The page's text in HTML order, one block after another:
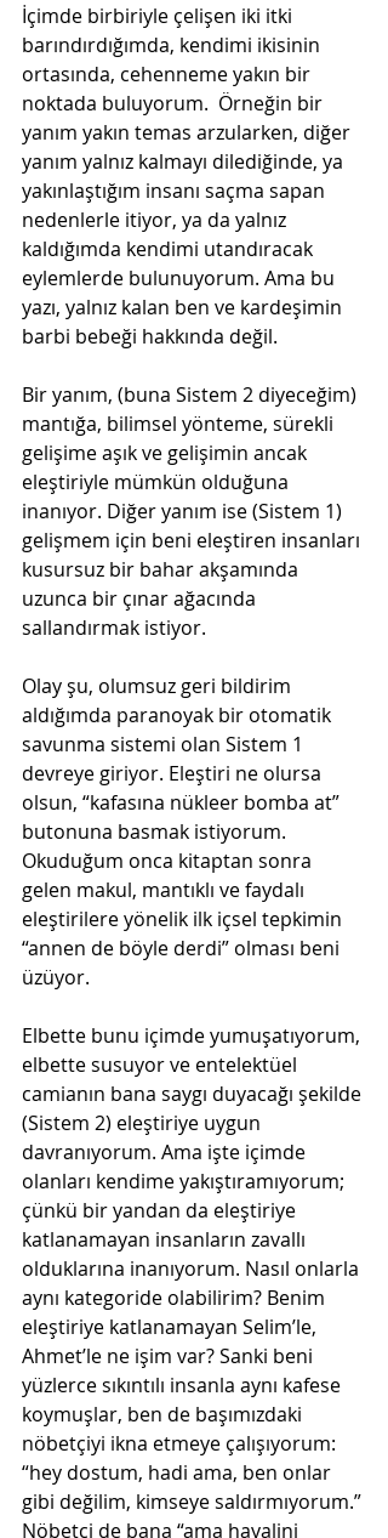
İçimde birbiriyle çelişen iki itki
barındırdığımda, kendimi ikisinin
ortasında, cehenneme yakın bir
noktada buluyorum.  Örneğin bir
yanım yakın temas arzularken, diğer
yanım yalnız kalmayı dilediğinde, ya
yakınlaştığım insanı saçma sapan
nedenlerle itiyor, ya da yalnız
kaldığımda kendimi utandıracak
eylemlerde bulunuyorum. Ama bu
yazı, yalnız kalan ben ve kardeşimin
barbi bebeği hakkında değil.
Bir yanım, (buna Sistem 2 diyeceğim)
mantığa, bilimsel yönteme, sürekli
gelişime aşık ve gelişimin ancak
eleştiriyle mümkün olduğuna
inanıyor. Diğer yanım ise (Sistem 1)
gelişmem için beni eleştiren insanları
kusursuz bir bahar akşamında
uzunca bir çınar ağacında
sallandırmak istiyor.
Olay şu, olumsuz geri bildirim
aldığımda paranoyak bir otomatik
savunma sistemi olan Sistem 1
devreye giriyor. Eleştiri ne olursa
olsun, “kafasına nükleer bomba at”
butonuna basmak istiyorum.
Okuduğum onca kitaptan sonra
gelen makul, mantıklı ve faydalı
eleştirilere yönelik ilk içsel tepkimin
“annen de böyle derdi” olması beni
üzüyor.
Elbette bunu içimde yumuşatıyorum,
elbette susuyor ve entelektüel
camianın bana saygı duyacağı şekilde
(Sistem 2) eleştiriye uygun
davranıyorum. Ama işte içimde
olanları kendime yakıştıramıyorum;
çünkü bir yandan da eleştiriye
katlanamayan insanların zavallı
olduklarına inanıyorum. Nasıl onlarla
aynı kategoride olabilirim? Benim
eleştiriye katlanamayan Selim’le,
Ahmet’le ne işim var? Sanki beni
yüzlerce sıkıntılı insanla aynı kafese
koymuşlar, ben de başımızdaki
nöbetçiyi ikna etmeye çalışıyorum:
“hey dostum, hadi ama, ben onlar
gibi değilim, kimseye saldırmıyorum.”
Nöbetçi de bana “ama hayalini